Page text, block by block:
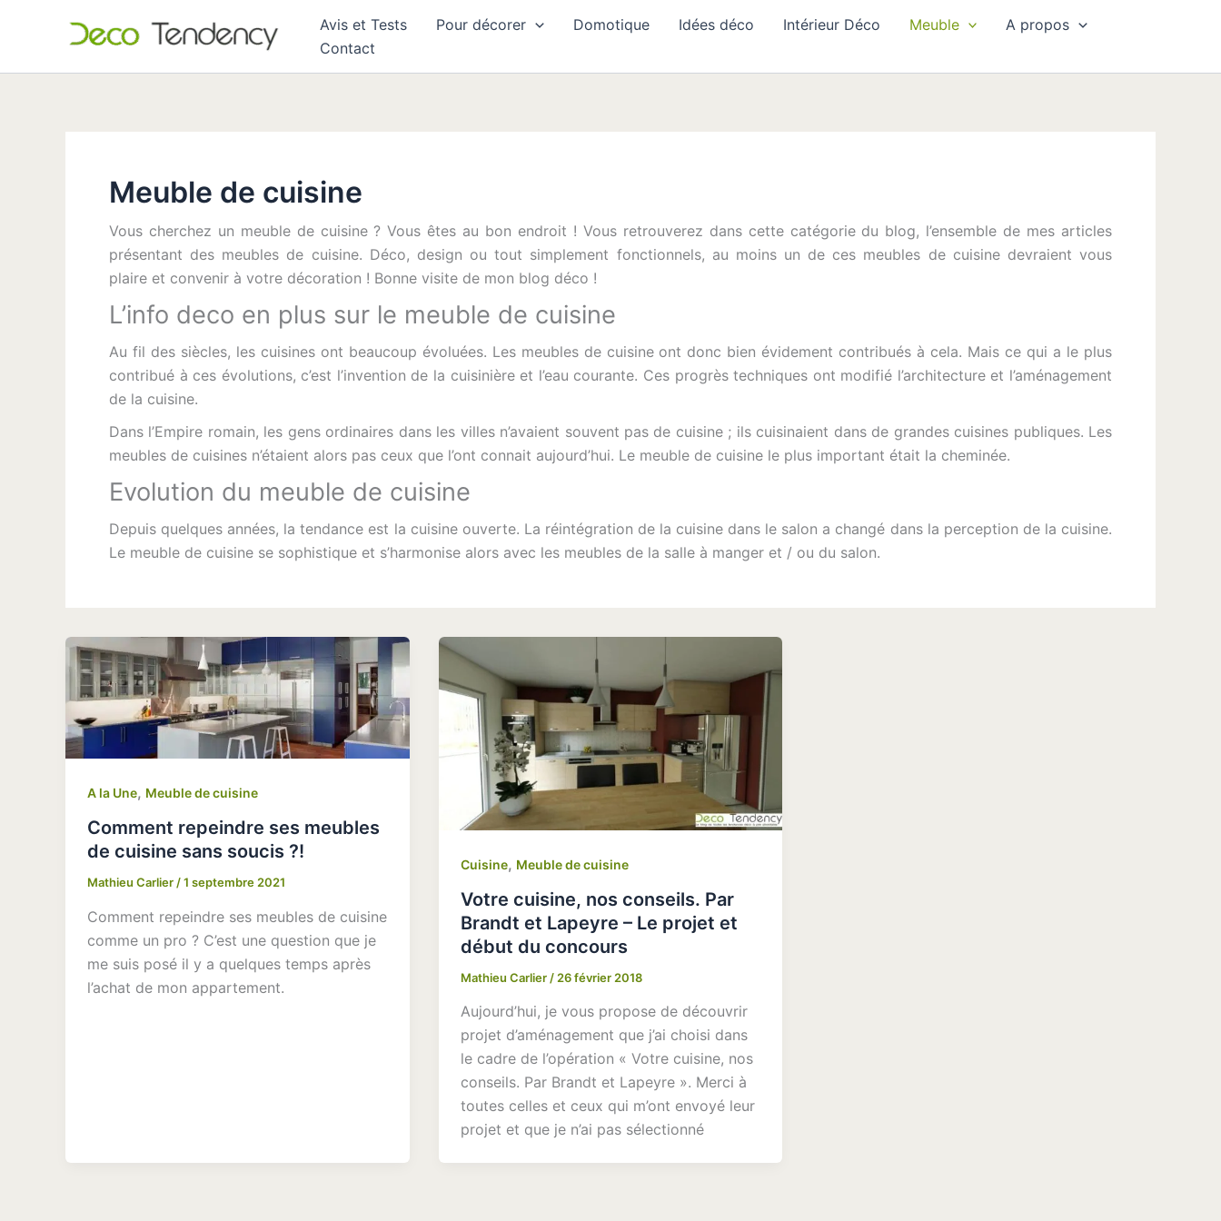
Avis et Tests Pour décorer Domotique Idées déco Intérieur Déco Meuble
A propos
Contact
Meuble de cuisine
Vous cherchez un meuble de cuisine ? Vous êtes au bon endroit ! Vous retrouverez dans cette catégorie du blog, l’ensemble de mes articles
présentant des meubles de cuisine. Déco, design ou tout simplement fonctionnels, au moins un de ces meubles de cuisine devraient vous
plaire et convenir à votre décoration ! Bonne visite de mon blog déco !
L’info deco en plus sur le meuble de cuisine
Au fil des siècles, les cuisines ont beaucoup évoluées. Les meubles de cuisine ont donc bien évidement contribués à cela. Mais ce qui a le plus
contribué à ces évolutions, c’est l’invention de la cuisinière et l’eau courante. Ces progrès techniques ont modifié l’architecture et l’aménagement
de la cuisine.
Dans l’Empire romain, les gens ordinaires dans les villes n’avaient souvent pas de cuisine ; ils cuisinaient dans de grandes cuisines publiques. Les
meubles de cuisines n’étaient alors pas ceux que l’ont connait aujourd’hui. Le meuble de cuisine le plus important était la cheminée.
Evolution du meuble de cuisine
Depuis quelques années, la tendance est la cuisine ouverte. La réintégration de la cuisine dans le salon a changé dans la perception de la cuisine.
Le meuble de cuisine se sophistique et s’harmonise alors avec les meubles de la salle à manger et / ou du salon.
A la Une, Meuble de cuisine
Comment repeindre ses meubles
de cuisine sans soucis ?!
Mathieu Carlier /1 septembre 2021
Comment repeindre ses meubles de cuisine
comme un pro ? C’est une question que je
me suis posé il y a quelques temps après
l’achat de mon appartement.
Cuisine, Meuble de cuisine
Votre cuisine, nos conseils. Par
Brandt et Lapeyre – Le projet et
début du concours
Mathieu Carlier / 26 février 2018
Aujourd’hui, je vous propose de découvrir
projet d’aménagement que j’ai choisi dans
le cadre de l’opération « Votre cuisine, nos
conseils. Par Brandt et Lapeyre ». Merci à
toutes celles et ceux qui m’ont envoyé leur
projet et que je n’ai pas sélectionné